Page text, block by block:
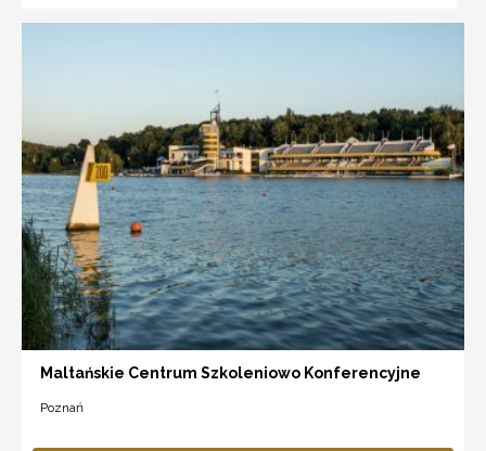
Maltańskie Centrum Szkoleniowo Konferencyjne
Poznań